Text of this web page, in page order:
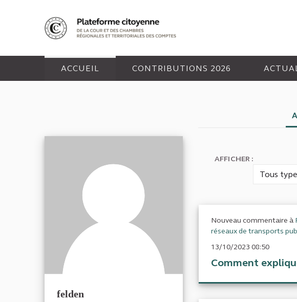
ACCUEIL CONTRIBUTIONS 2026
felden
AFFICHER :
Nouveau commentaire à
réseaux de transports
13/10/2023 08:50
Comment